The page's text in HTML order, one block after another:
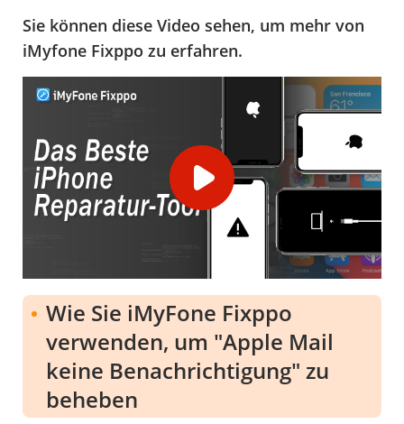
Sie können diese Video sehen, um mehr von
iMyfone Fixppo zu erfahren.
Wie Sie iMyFone Fixppo
verwenden, um "Apple Mail
keine Benachrichtigung" zu
beheben